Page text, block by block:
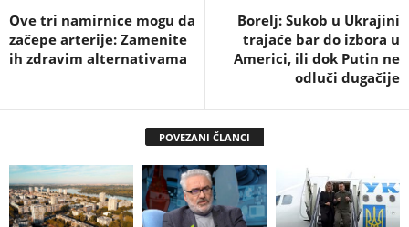
Ove tri namirnice mogu da
začepe arterije: Zamenite
ih zdravim alternativama
Borelj: Sukob u Ukrajini
trajaće bar do izbora u
Americi, ili dok Putin ne
odluči dugačije
POVEZANI ČLANCI